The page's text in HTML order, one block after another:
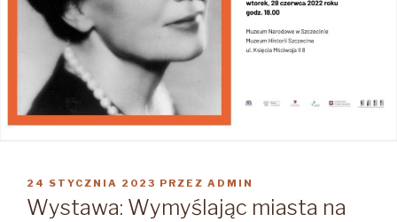
OPUBLIKOWANE
W
24 STYCZNIA 2023 PRZEZ ADMIN
Wystawa: Wymyślając miasta na